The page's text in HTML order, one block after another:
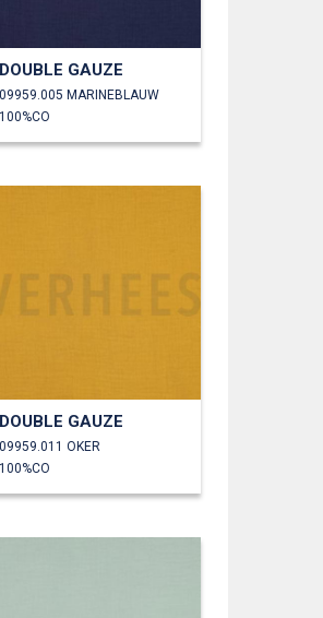
DOUBLE GAUZE
09959.005 MARINEBLAUW
100%CO
DOUBLE GAUZE
09959.011 OKER
100%CO